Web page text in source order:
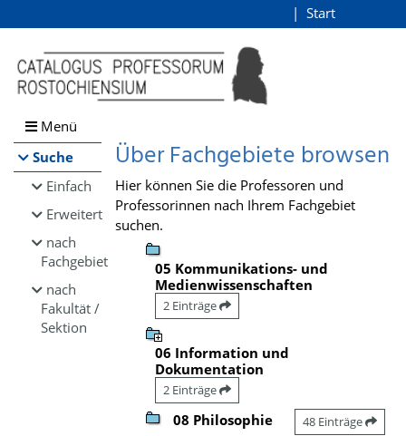
Browsen
direkt zum Inhalt
Start
Menü
Suche
Einfach
Erweitert
nach
Fachgebiet
nach
Fakultät /
Sektion
Über Fachgebiete browsen
Hier können Sie die Professoren und
Professorinnen nach Ihrem Fachgebiet
suchen.
05 Kommunikations- und
Medienwissenschaften
2 Einträge
06 Information und
Dokumentation
2 Einträge
08 Philosophie 48 Einträge